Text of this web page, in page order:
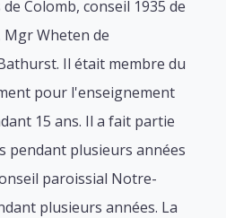
Colomb, conseil 1935 de
Wheten de
Il était membre du
pour l'enseignement
15 ans. Il a fait partie
pendant plusieurs années
paroissial Notre-
plusieurs années. La